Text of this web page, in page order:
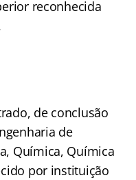
reconhecida
de conclusão
de
Química, Química
por instituição